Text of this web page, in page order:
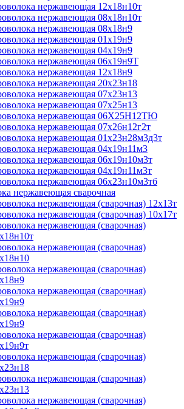
нержавеющая 12х18н10т
нержавеющая 08х18н10т
нержавеющая 08х18н9
нержавеющая 01х19н9
нержавеющая 04х19н9
нержавеющая 06х19н9Т
нержавеющая 12х18н9
нержавеющая 20х23н18
нержавеющая 07х23н13
нержавеющая 07х25н13
нержавеющая 06Х25Н12ТЮ
нержавеющая 07х26н12г2т
нержавеющая 01х23н28м3д3т
нержавеющая 04х19н11м3
нержавеющая 06х19н10м3т
нержавеющая 04х19н11м3т
нержавеющая 06х23н10м3тб
нержавеющая сварочная
нержавеющая (сварочная) 12х13т
нержавеющая (сварочная) 10х17т
нержавеющая (сварочная)
нержавеющая (сварочная)
нержавеющая (сварочная)
нержавеющая (сварочная)
нержавеющая (сварочная)
нержавеющая (сварочная)
нержавеющая (сварочная)
нержавеющая (сварочная)
нержавеющая (сварочная)